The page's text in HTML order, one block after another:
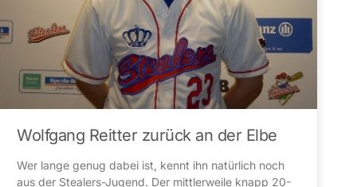
Wolfgang Reitter zurück an der Elbe
Wer lange genug dabei ist, kennt ihn natürlich noch
aus der Stealers-Jugend. Der mittlerweile knapp 20-